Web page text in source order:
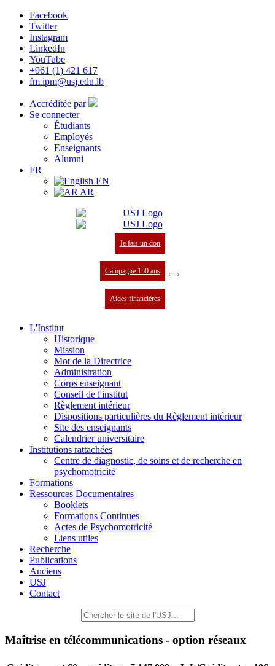
Facebook
Twitter
Instagram
LinkedIn
YouTube
+961 (1) 421 617
fm.ipm@usj.edu.lb
Accréditée par
Se connecter
Étudiants
Employés
Enseignants
Alumni
FR
EN
AR
Je fais un don
Campagne 150 ans
Aides financières
L'Institut
Historique
Mission
Mot de la Directrice
Administration
Corps enseignant
Conseil de l'institut
Règlement intérieur
Dispositions particulières du Règlement intérieur
Site des enseignants
Calendrier universitaire
Institutions rattachées
Centre de diagnostic, de soins et de recherche en
psychomotricité
Formations
Ressources Documentaires
Booklets
Formations Continues
Actes de Psychomotricité
Liens utiles
Recherche
Publications
Anciens
USJ
Contact
Maîtrise en télécommunications - option réseaux